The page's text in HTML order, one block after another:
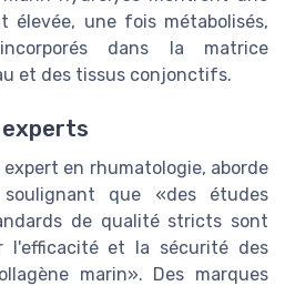
élevée, une fois métabolisés,
dans la matrice
et des tissus conjonctifs.
experts
en rhumatologie, aborde
que «des études
de qualité stricts sont
l'efficacité et la sécurité des
marin». Des marques